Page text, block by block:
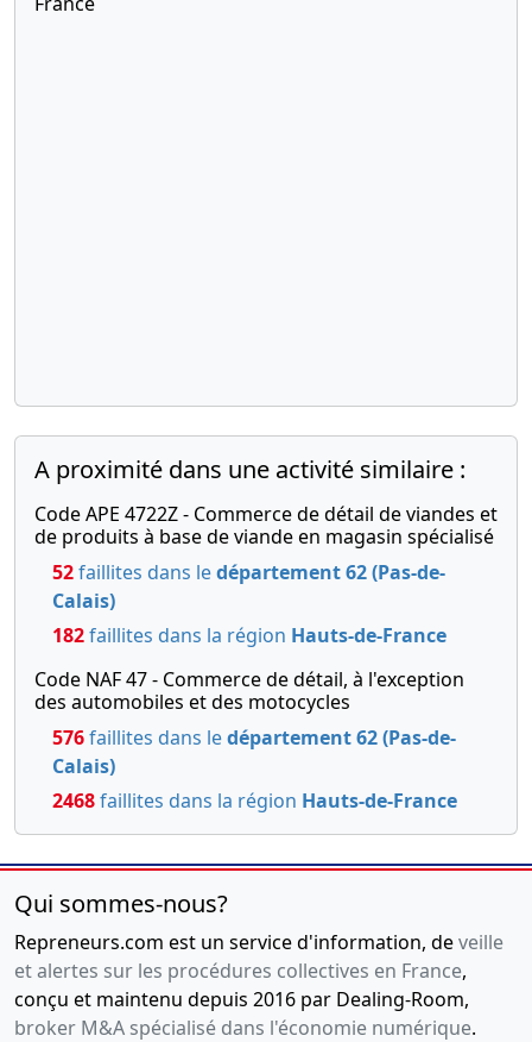
A proximité dans une activité similaire :
Code APE 4722Z - Commerce de détail de viandes et
de produits à base de viande en magasin spécialisé
52faillites dans ledépartement 62 (Pas-de-
Calais)
182faillites dans la région Hauts-de-France
Code NAF 47 - Commerce de détail, à l'exception
des automobiles et des motocycles
576faillites dans ledépartement 62 (Pas-de-
Calais)
2468faillites dans la région Hauts-de-France
Qui sommes-nous?
Repreneurs.com est un service d'information, deveille
et alertes sur les procédures collectives en France,
conçu et maintenu depuis 2016 par Dealing-Room,
broker M&A spécialisé dans l'économie numérique.